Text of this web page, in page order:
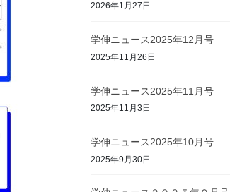
2026年1月27日
学伸ニュース2025年12月号
2025年11月26日
学伸ニュース2025年11月号
2025年11月3日
学伸ニュース2025年10月号
2025年9月30日